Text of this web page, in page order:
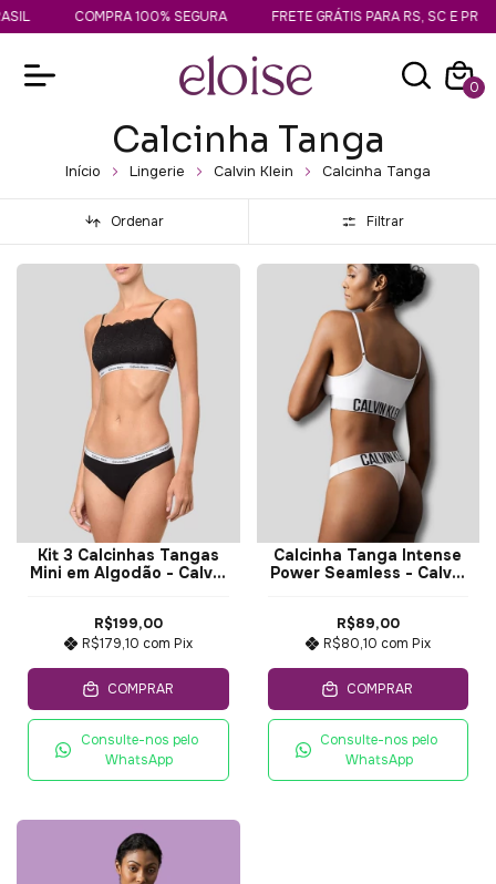
COMPRA 100% SEGURA FRETE GRÁTIS PARA RS, SC E PR
0
Calcinha Tanga
Início Lingerie Calvin Klein Calcinha Tanga
Ordenar Filtrar
Kit 3 Calcinhas Tangas
Mini em Algodão - Calvin
R$199,00
R$179,10 com Pix
COMPRAR
Consulte-nos pelo
WhatsApp
Calcinha Tanga Intense
Power Seamless - Calvin
R$89,00
R$80,10 com Pix
COMPRAR
Consulte-nos pelo
WhatsApp